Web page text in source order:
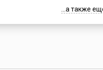
...а также